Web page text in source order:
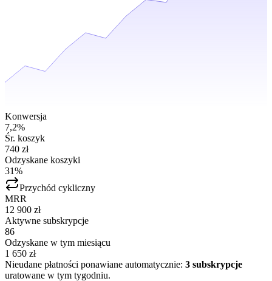
Konwersja
7,2%
Śr. koszyk
740 zł
Odzyskane koszyki
31%
Przychód cykliczny
MRR
12 900 zł
Aktywne subskrypcje
86
Odzyskane w tym miesiącu
1 650 zł
Nieudane płatności ponawiane automatycznie: 3 subskrypcje
uratowane w tym tygodniu.